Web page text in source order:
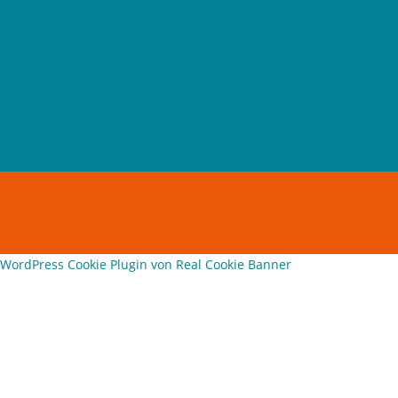
WordPress Cookie Plugin von Real Cookie Banner